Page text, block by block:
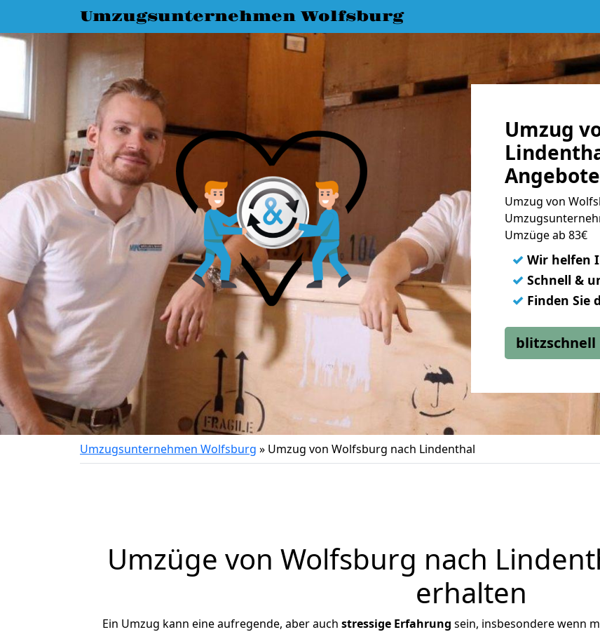
Umzugsunternehmen Wolfsburg
Umzug
Angebote
Umzug von
Umzüge ab 83€
✓ Wir helfen
✓ Schnell &
✓ Finden Sie
blitzschnell
Umzugsunternehmen Wolfsburg » Umzug von Wolfsburg nach Lindenthal
Umzüge von Wolfsburg nach
erhalten
Ein Umzug kann eine aufregende, aber auch stressige Erfahrung sein, insbesondere wenn